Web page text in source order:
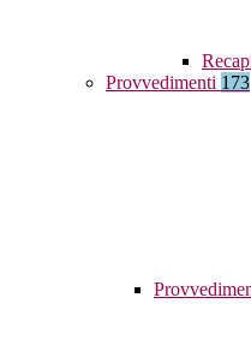
Provvedimenti 173